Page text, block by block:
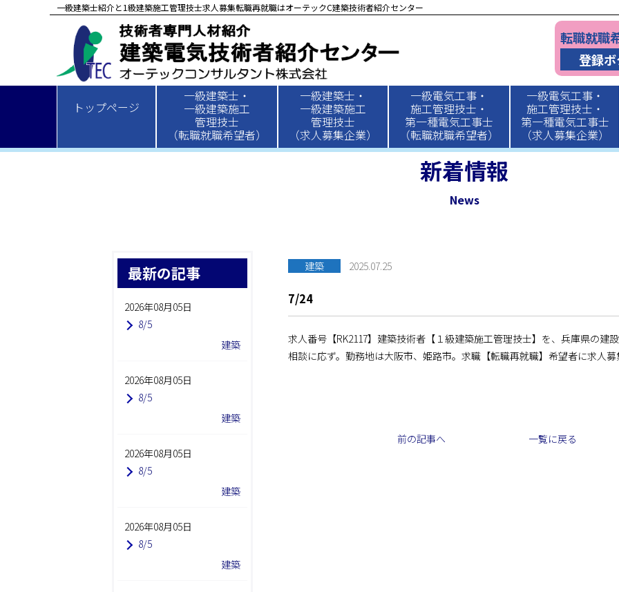
一級建築士紹介と1級建築施工管理技士求人募集転職再就職はオーテックC建築技術者紹介センター
転職就職
登録
トップページ
一級建築士・
一級建築施工
管理技士
（転職就職希望者）
一級建築士・
一級建築施工
管理技士
（求人募集企業）
一級電気工事・
施工管理技士・
第一種電気工事士
（転職就職希望者）
一級電気工事・
施工管理技士・
第一種電気工事士
（求人募集企業）
HOME 新着情報 > 7/24
新着情報
News
建築 2025.07.25
7/24
求人番号【RK2117】建築技術者【１級建築施工管理技士】を、兵庫県の建
相談に応ず。勤務地は大阪市、姫路市。求職【転職再就職】希望者に求人募
前の記事へ 一覧に戻る
最新の記事
2026年08月05日
8/5
建築
2026年08月05日
8/5
建築
2026年08月05日
8/5
建築
2026年08月05日
8/5
建築